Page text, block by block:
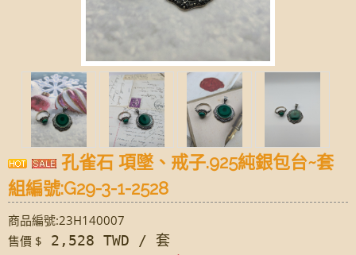
孔雀石 項墜、戒子.925純銀包台~套
組編號:G29-3-1-2528
商品編號:23H140007
售價 $ 2,528 TWD / 套